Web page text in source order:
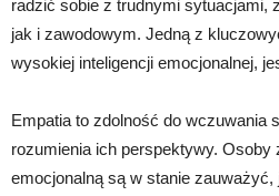
radzić sobie z trudnymi sytuacjami,
jak i zawodowym. Jedną z
wysokiej inteligencji emocjonalnej,
Empatia to zdolność do wczuwania
rozumienia ich perspektywy. Osoby
emocjonalną są w stanie